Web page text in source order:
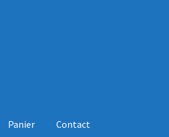
Panier Contact